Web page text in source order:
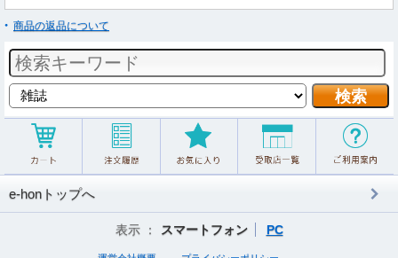
商品の返品について
e-honトップへ
表示 ： スマートフォン PC